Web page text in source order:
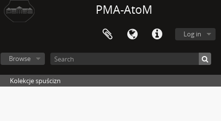
PMA-AtoM
Log in
Browse
Kolekcje spuścizn